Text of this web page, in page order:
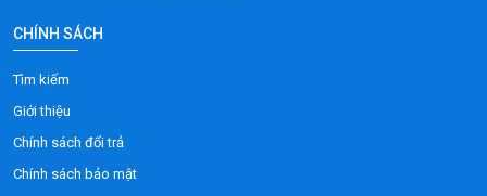
CHÍNH SÁCH
Tìm kiếm
Giới thiệu
Chính sách đổi trả
Chính sách bảo mật